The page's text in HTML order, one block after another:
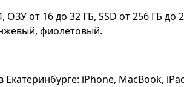
ОЗУ от 16 до 32 ГБ, SSD от 256 ГБ
фиолетовый.
Екатеринбурге: iPhone, MacBook,